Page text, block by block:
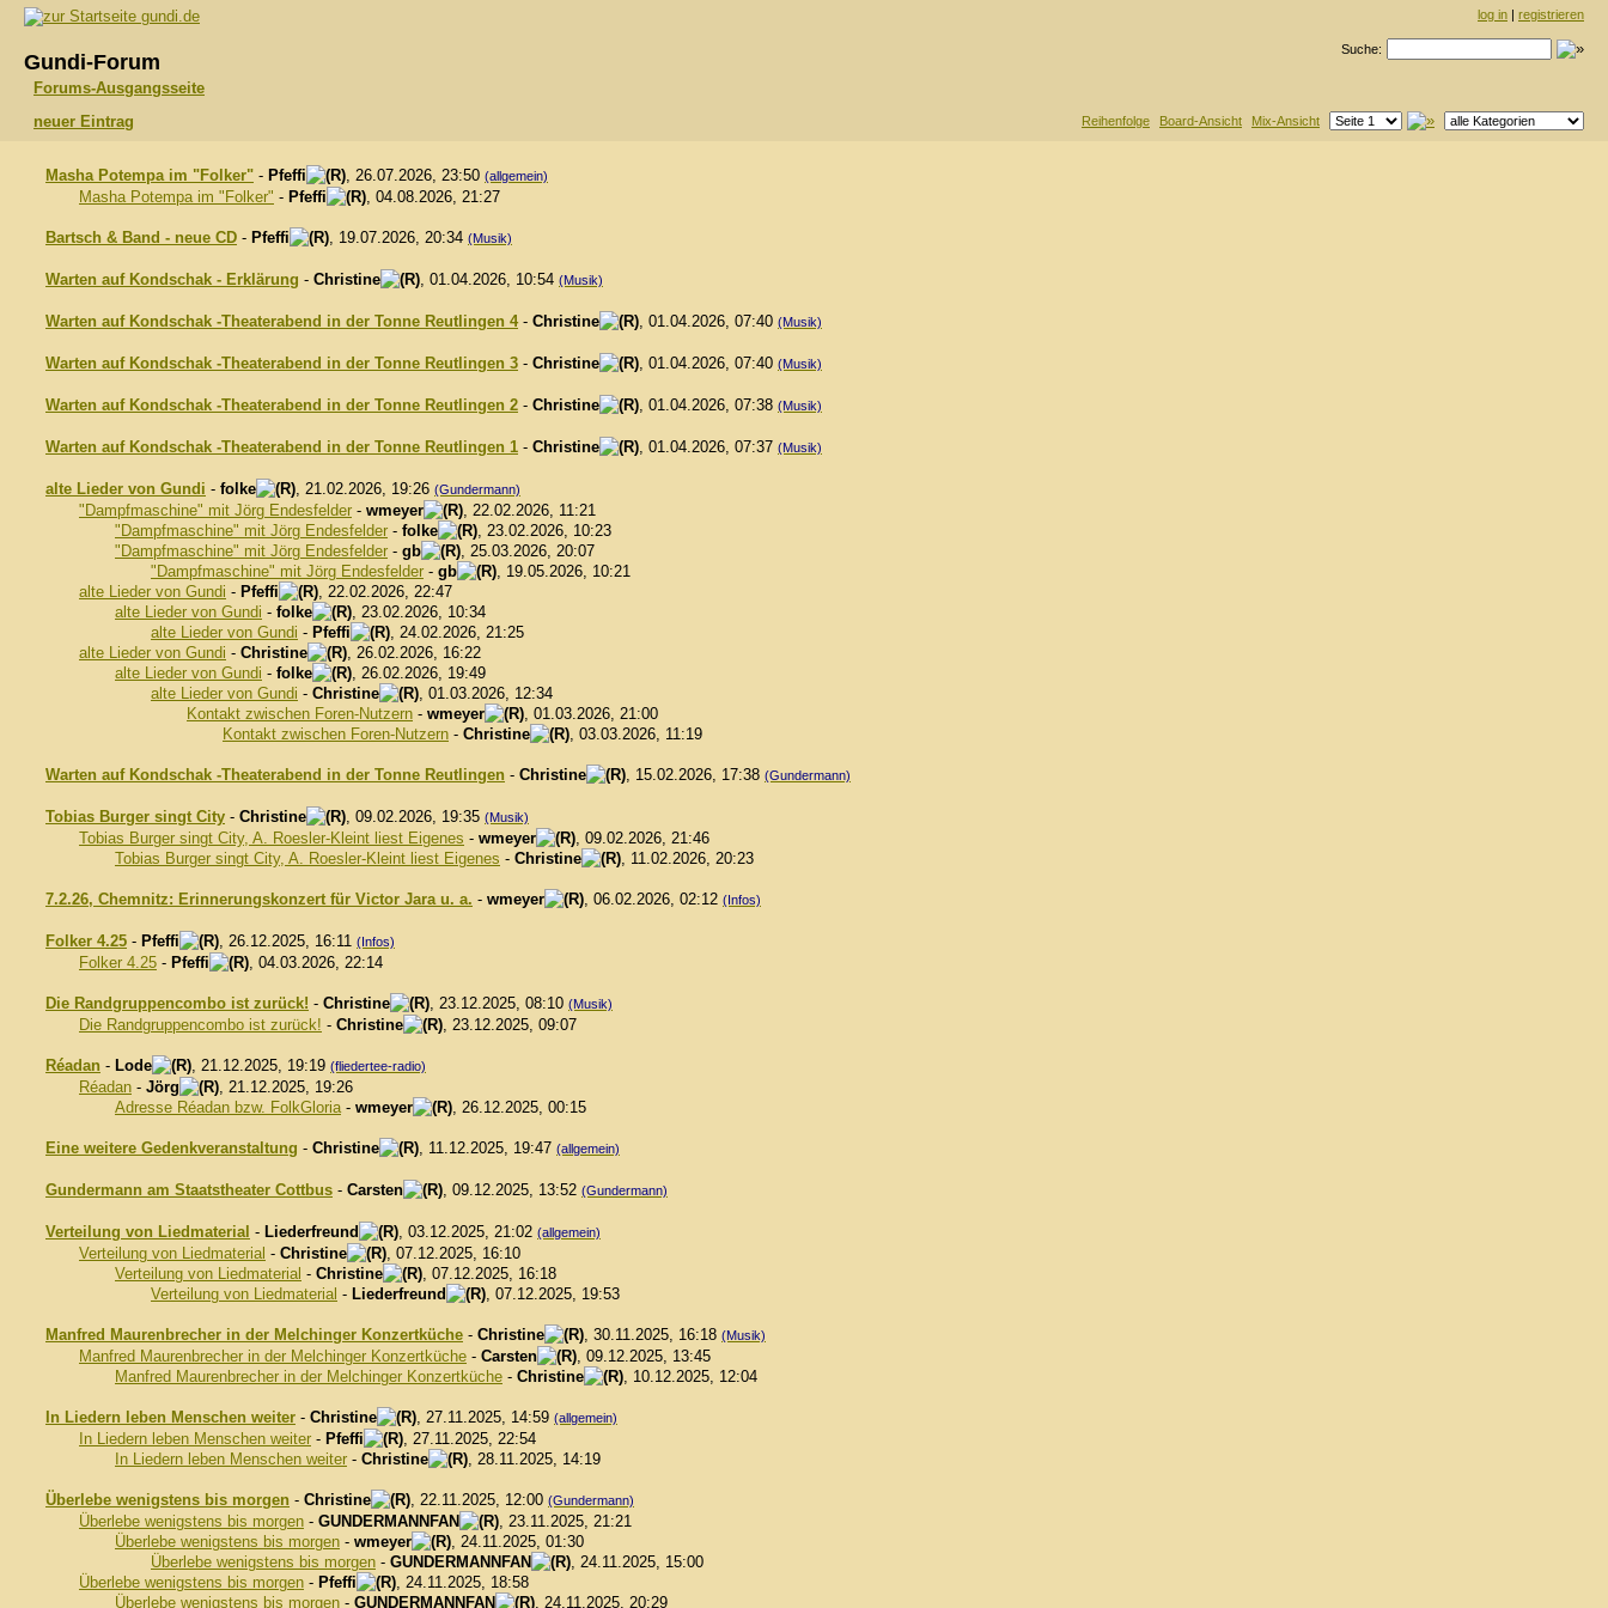
gundi.de
Gundi-Forum
Forums-Ausgangsseite
log in | registrieren
Suche:
neuer Eintrag Reihenfolge Board-Ansicht Mix-Ansicht
Masha Potempa im "Folker" - Pfeffi , 26.07.2026, 23:50 (allgemein)
Masha Potempa im "Folker" - Pfeffi , 04.08.2026, 21:27
Bartsch & Band - neue CD - Pfeffi , 19.07.2026, 20:34 (Musik)
Warten auf Kondschak - Erklärung - Christine , 01.04.2026, 10:54 (Musik)
Warten auf Kondschak -Theaterabend in der Tonne Reutlingen 4- Christine , 01.04.2026, 07:40 (Musik)
Warten auf Kondschak -Theaterabend in der Tonne Reutlingen 3 - Christine , 01.04.2026, 07:40 (Musik)
Warten auf Kondschak -Theaterabend in der Tonne Reutlingen 2 - Christine , 01.04.2026, 07:38 (Musik)
Warten auf Kondschak -Theaterabend in der Tonne Reutlingen 1 - Christine , 01.04.2026, 07:37 (Musik)
alte Lieder von Gundi - folke , 21.02.2026, 19:26 (Gundermann)
"Dampfmaschine" mit Jörg Endesfelder - wmeyer
, 22.02.2026, 11:21
"Dampfmaschine" mit Jörg Endesfelder - folke
, 23.02.2026, 10:23
"Dampfmaschine" mit Jörg Endesfelder - gb
, 25.03.2026, 20:07
"Dampfmaschine" mit Jörg Endesfelder - gb
, 19.05.2026, 10:21
alte Lieder von Gundi - Pfeffi
, 22.02.2026, 22:47
alte Lieder von Gundi - folke
, 23.02.2026, 10:34
alte Lieder von Gundi - Pfeffi
, 24.02.2026, 21:25
alte Lieder von Gundi - Christine
, 26.02.2026, 16:22
alte Lieder von Gundi - folke
, 26.02.2026, 19:49
alte Lieder von Gundi - Christine
, 01.03.2026, 12:34
Kontakt zwischen Foren-Nutzern - wmeyer
, 01.03.2026, 21:00
Kontakt zwischen Foren-Nutzern - Christine , 03.03.2026, 11:19
Warten auf Kondschak -Theaterabend in der Tonne Reutlingen - Christine , 15.02.2026, 17:38 (Gundermann)
Tobias Burger singt City - Christine , 09.02.2026, 19:35 (Musik)
Tobias Burger singt City, A. Roesler-Kleint liest Eigenes - wmeyer
, 09.02.2026, 21:46
Tobias Burger singt City, A. Roesler-Kleint liest Eigenes - Christine , 11.02.2026, 20:23
7.2.26, Chemnitz: Erinnerungskonzert für Victor Jara u. a. - wmeyer , 06.02.2026, 02:12 (Infos)
Folker 4.25 - Pfeffi , 26.12.2025, 16:11 (Infos)
Folker 4.25 - Pfeffi , 04.03.2026, 22:14
Die Randgruppencombo ist zurück! - Christine , 23.12.2025, 08:10 (Musik)
Die Randgruppencombo ist zurück! - Christine , 23.12.2025, 09:07
Réadan - Lode , 21.12.2025, 19:19 (fliedertee-radio)
Réadan - Jörg
, 21.12.2025, 19:26
Adresse Réadan bzw. FolkGloria- wmeyer , 26.12.2025, 00:15
Eine weitere Gedenkveranstaltung - Christine , 11.12.2025, 19:47 (allgemein)
Gundermann am Staatstheater Cottbus - Carsten , 09.12.2025, 13:52 (Gundermann)
Verteilung von Liedmaterial - Liederfreund , 03.12.2025, 21:02 (allgemein)
Verteilung von Liedmaterial - Christine
, 07.12.2025, 16:10
Verteilung von Liedmaterial - Christine
, 07.12.2025, 16:18
Verteilung von Liedmaterial - Liederfreund , 07.12.2025, 19:53
Manfred Maurenbrecher in der Melchinger Konzertküche - Christine , 30.11.2025, 16:18 (Musik)
Manfred Maurenbrecher in der Melchinger Konzertküche - Carsten
, 09.12.2025, 13:45
Manfred Maurenbrecher in der Melchinger Konzertküche - Christine , 10.12.2025, 12:04
In Liedern leben Menschen weiter - Christine , 27.11.2025, 14:59 (allgemein)
In Liedern leben Menschen weiter - Pfeffi
, 27.11.2025, 22:54
In Liedern leben Menschen weiter - Christine , 28.11.2025, 14:19
Überlebe wenigstens bis morgen - Christine , 22.11.2025, 12:00 (Gundermann)
Überlebe wenigstens bis morgen - GUNDERMANNFAN
, 23.11.2025, 21:21
Überlebe wenigstens bis morgen - wmeyer
, 24.11.2025, 01:30
Überlebe wenigstens bis morgen - GUNDERMANNFAN
, 24.11.2025, 15:00
Überlebe wenigstens bis morgen - Pfeffi
, 24.11.2025, 18:58
Überlebe wenigstens bis morgen - GUNDERMANNFAN , 24.11.2025, 20:29